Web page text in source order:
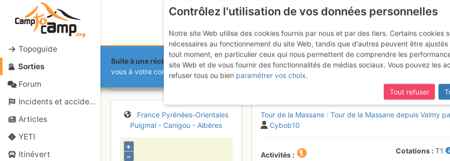
Topoguide
Sorties
Forum
Incidents et accidents
Articles
YETI
Itinévert
Suite à une récente et importante mise à jour du site,si certaines pages ne sont plus accessibles,
vous à votre compte sur le site.
Tour de la Massane, depuis La Vall
France Pyrénées-Orientales
Puigmal - Canigou - Albères
+
–
Tour de la Massane : Tour de la Massane depuis Valmy
Cybob10
Activités
Cotations T1
Contrôlez l'utilisation de vos données personnelles
Notre site Web utilise des cookies fournis par nous et par des tiers. Certains cookies
nécessaires au fonctionnement du site Web, tandis que d'autres peuvent être
tout moment, en particulier ceux qui nous permettent de comprendre les
site Web et de vous fournir des fonctionnalités de médias sociaux. Vous pouvez les
refuser tous ou bien paramétrer vos choix.
Tout refuser